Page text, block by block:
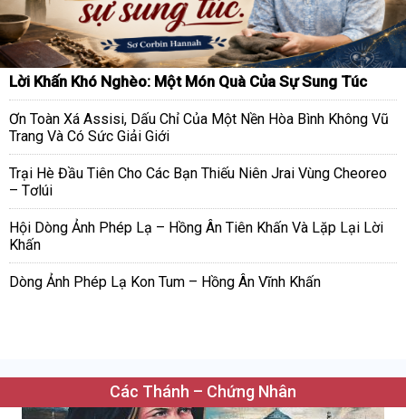
Lời Khấn Khó Nghèo: Một Món Quà Của Sự Sung Túc
Ơn Toàn Xá Assisi, Dấu Chỉ Của Một Nền Hòa Bình Không Vũ
Trang Và Có Sức Giải Giới
Trại Hè Đầu Tiên Cho Các Bạn Thiếu Niên Jrai Vùng Cheoreo
– Tơlúi
Hội Dòng Ảnh Phép Lạ – Hồng Ân Tiên Khấn Và Lặp Lại Lời
Khấn
Dòng Ảnh Phép Lạ Kon Tum – Hồng Ân Vĩnh Khấn
Các Thánh – Chứng Nhân